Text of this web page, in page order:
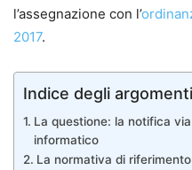
l’assegnazione con l’
2017.
Indice degli argomenti
La questione: la notifica
informatico
La normativa di